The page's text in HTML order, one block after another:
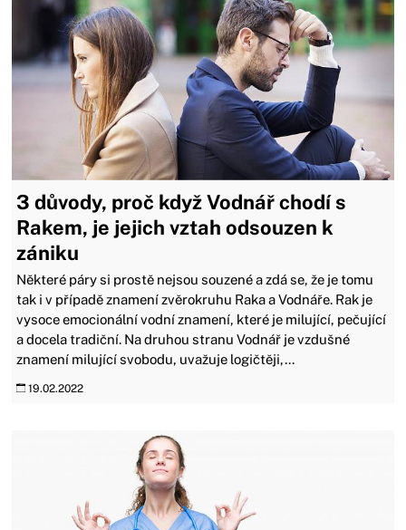
3 důvody, proč když Vodnář chodí s
Rakem, je jejich vztah odsouzen k
zániku
Některé páry si prostě nejsou souzené a zdá se, že je tomu
tak i v případě znamení zvěrokruhu Raka a Vodnáře. Rak je
vysoce emocionální vodní znamení, které je milující, pečující
a docela tradiční. Na druhou stranu Vodnář je vzdušné
znamení milující svobodu, uvažuje logičtěji,...
19.02.2022